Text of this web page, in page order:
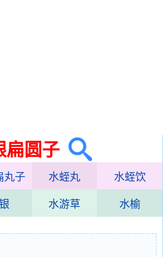
扁圆子
丸子 水蛭丸 水蛭饮
水游草 水榆